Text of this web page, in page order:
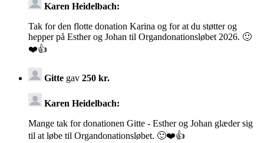
Karen Heidelbach:
Tak for den flotte donation Karina og for at du støtter og
hepper på Esther og Johan til Organdonationsløbet 2026. 🙂
❤️👍
Gitte gav 250 kr.
Karen Heidelbach:
Mange tak for donationen Gitte - Esther og Johan glæder sig
til at løbe til Organdonationsløbet. 🙂❤️👍